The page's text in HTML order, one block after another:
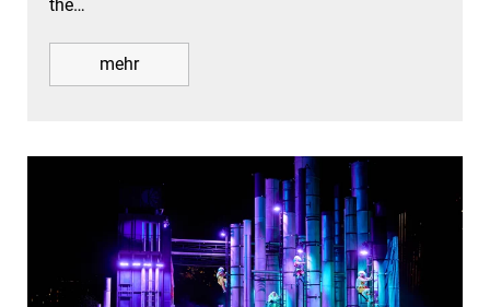
the…
mehr